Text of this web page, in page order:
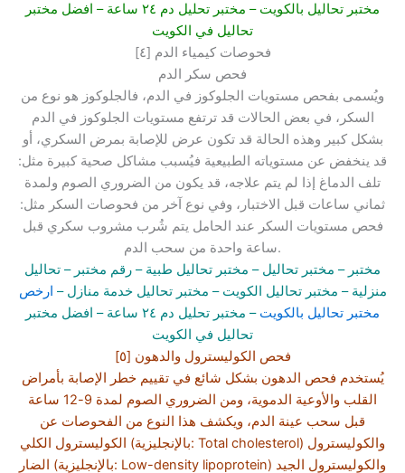
مختبر تحاليل بالكويت – مختبر تحليل دم ٢٤ ساعة
– افضل مختبر
تحاليل في الكويت
[٤] فحوصات كيمياء الدم
فحص سكر الدم
ويُسمى بفحص مستويات الجلوكوز في الدم، فالجلوكوز هو نوع من
السكر، في بعض الحالات قد ترتفع مستويات الجلوكوز في الدم
بشكل كبير وهذه الحالة قد تكون عرض للإصابة بمرض السكري، أو
قد ينخفض عن مستوياته الطبيعية فيُسبب مشاكل صحية كبيرة مثل:
تلف الدماغ إذا لم يتم علاجه، قد يكون من الضروري الصوم ولمدة
ثماني ساعات قبل الاختبار، وفي نوع آخر من فحوصات السكر مثل:
فحص مستويات السكر عند الحامل يتم شُرب مشروب سكري قبل
ساعة واحدة من سحب الدم.
مختبر – مختبر تحاليل – مختبر تحاليل طبية – رقم مختبر – تحاليل
منزلية – مختبر تحاليل الكويت– مختبر تحاليل خدمة منازل – ارخص
مختبر تحاليل بالكويت – مختبر تحليل دم ٢٤ ساعة
– افضل مختبر
تحاليل في الكويت
[٥] فحص الكوليسترول والدهون
يُستخدم فحص الدهون بشكل شائع في تقييم خطر الإصابة بأمراض
القلب والأوعية الدموية، ومن الضروري الصوم لمدة 9-12 ساعة
قبل سحب عينة الدم، ويكشف هذا النوع من الفحوصات عن
الكوليسترول الكلي (بالإنجليزية: Total cholesterol) والكوليسترول
الضار (بالإنجليزية: Low-density lipoprotein) والكوليسترول الجيد